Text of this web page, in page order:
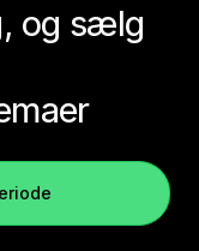
og sælg